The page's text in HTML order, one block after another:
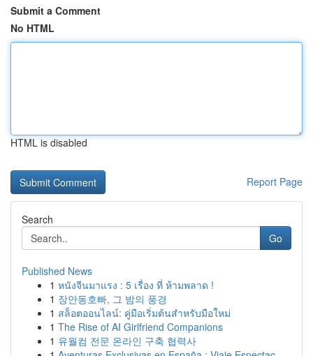
Submit a Comment
No HTML
HTML is disabled
Report Page
Search
Go
Published News
1 หนังจีนมาแรง : 5 เรื่อง ที่ ห้ามพลาด !
1 장안동호빠, 그 밤의 풍경
1 สล็อตออนไลน์: คู่มือเริ่มต้นสำหรับมือใหม่
1 The Rise of AI Girlfriend Companions
1 유월컴 전문 온라인 구축 협력사